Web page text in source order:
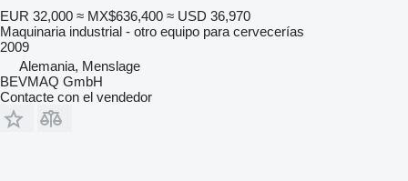
EUR 32,000 ≈ MX$636,400 ≈ USD 36,970
Maquinaria industrial - otro equipo para cervecerías
2009
Alemania, Menslage
BEVMAQ GmbH
Contacte con el vendedor